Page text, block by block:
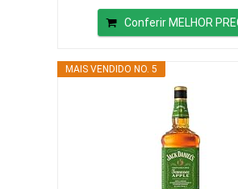
Conferir MELHOR
MAIS VENDIDO NO. 5